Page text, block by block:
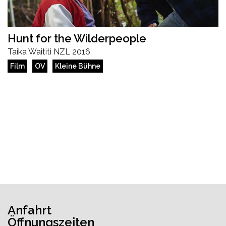
Hunt for the Wilderpeople
Taika Waititi NZL 2016
Film OV Kleine Bühne
Anfahrt
Öffnungszeiten